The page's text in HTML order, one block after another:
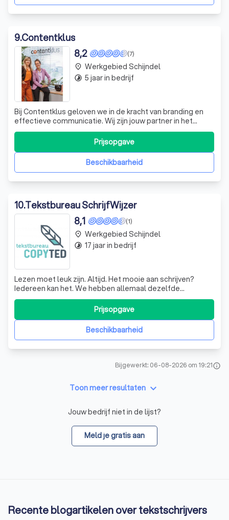
9.Contentklus
(7)
8,2
Bij Contentklus geloven we in de kracht van branding en
effectieve communicatie. Wij zijn jouw partner in het
creëren van een sterke merkidentiteit die resoneert met
jouw doelgroep. Met onze unieke “Find your Face sessie”
duiken we diep in de essentie van jouw bedrijf, zodat we
samen een solide straBeschikbaarheid
Prijsopgave
place Werkgebied Schijndel
timelapse 5 jaar in bedrijf
10.Tekstbureau SchrijfWijzer
(1)
8,1
Lezen moet leuk zijn. Altijd. Het mooie aan schrijven?
Iedereen kan het. We hebben allemaal dezelfde
gereedschapskist met woorden, zinnen en metaforen. En
toch is ieder verhaal anders. Mijn stijl is levendig en
bevlogen, ik krijg de rillingen van ‘dertien in een dozijn’ en
grijze teksten. Want saaieBeschikbaarheid
Prijsopgave
place Werkgebied Schijndel
timelapse 17 jaar in bedrijf
Bijgewerkt: 06-08-2026 om 19:21info
Toon meer resultaten keyboard_arrow_down
Jouw bedrijf niet in de lijst?
Meld je gratis aan
Recente blogartikelen over tekstschrijvers